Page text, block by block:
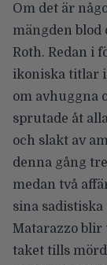
Om det är
mängden blod
Roth. Redan i
ikoniska titlar
om avhuggna
sprutade åt
och slakt av
denna gång
medan två
sina
Matarazzo blir
taket tills